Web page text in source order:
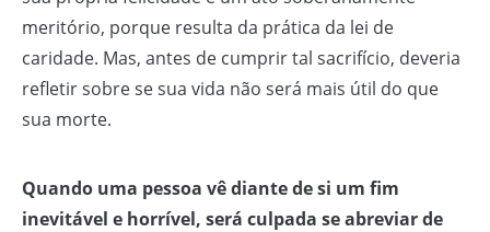
meritório, porque resulta da prática da lei de
caridade. Mas, antes de cumprir tal sacrifício, deveria
refletir sobre se sua vida não será mais útil do que
sua morte.
Quando uma pessoa vê diante de si um fim
inevitável e horrível, será culpada se abreviar de